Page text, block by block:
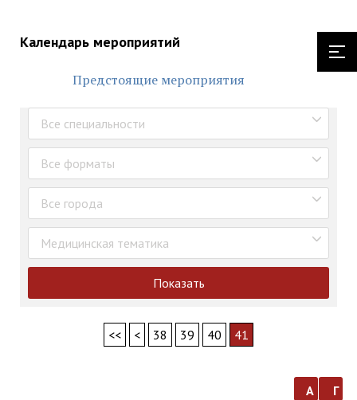
Календарь мероприятий
Предстоящие мероприятия
Все специальности
Все форматы
Все города
Медицинская тематика
Показать
<< < 38 39 40 41
а г